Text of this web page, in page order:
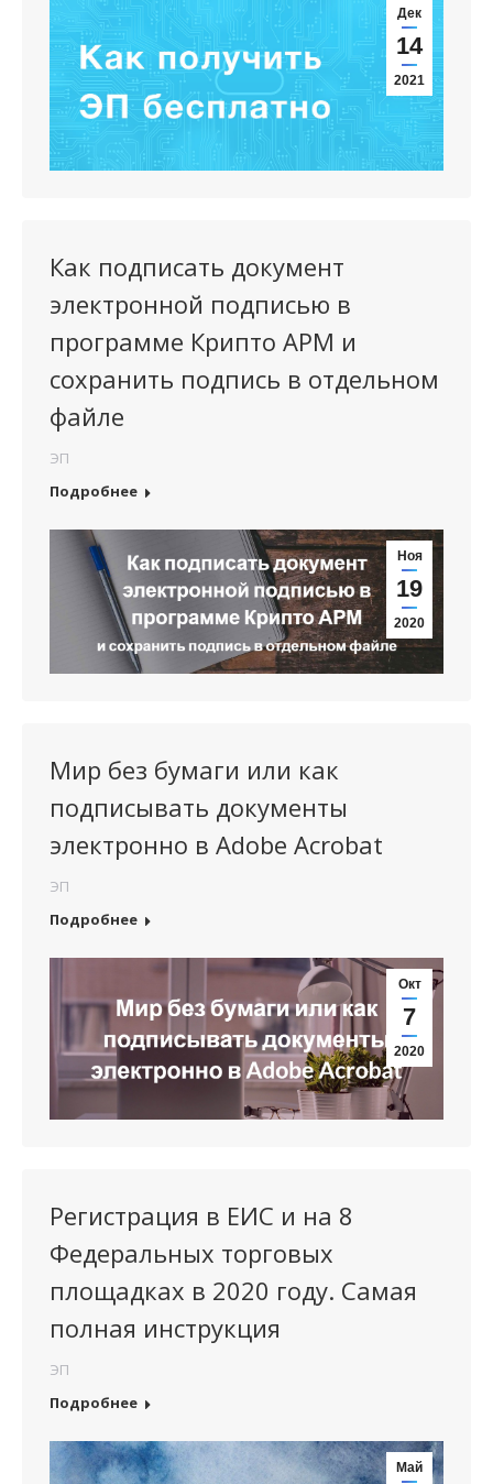
Дек
14
2021
Как подписать документ
электронной подписью в
программе Крипто АРМ и
сохранить подпись в отдельном
файле
ЭП
Подробнее
Ноя
19
2020
Мир без бумаги или как
подписывать документы
электронно в Adobe Acrobat
ЭП
Подробнее
Окт
7
2020
Регистрация в ЕИС и на 8
Федеральных торговых
площадках в 2020 году. Самая
полная инструкция
ЭП
Подробнее
Май